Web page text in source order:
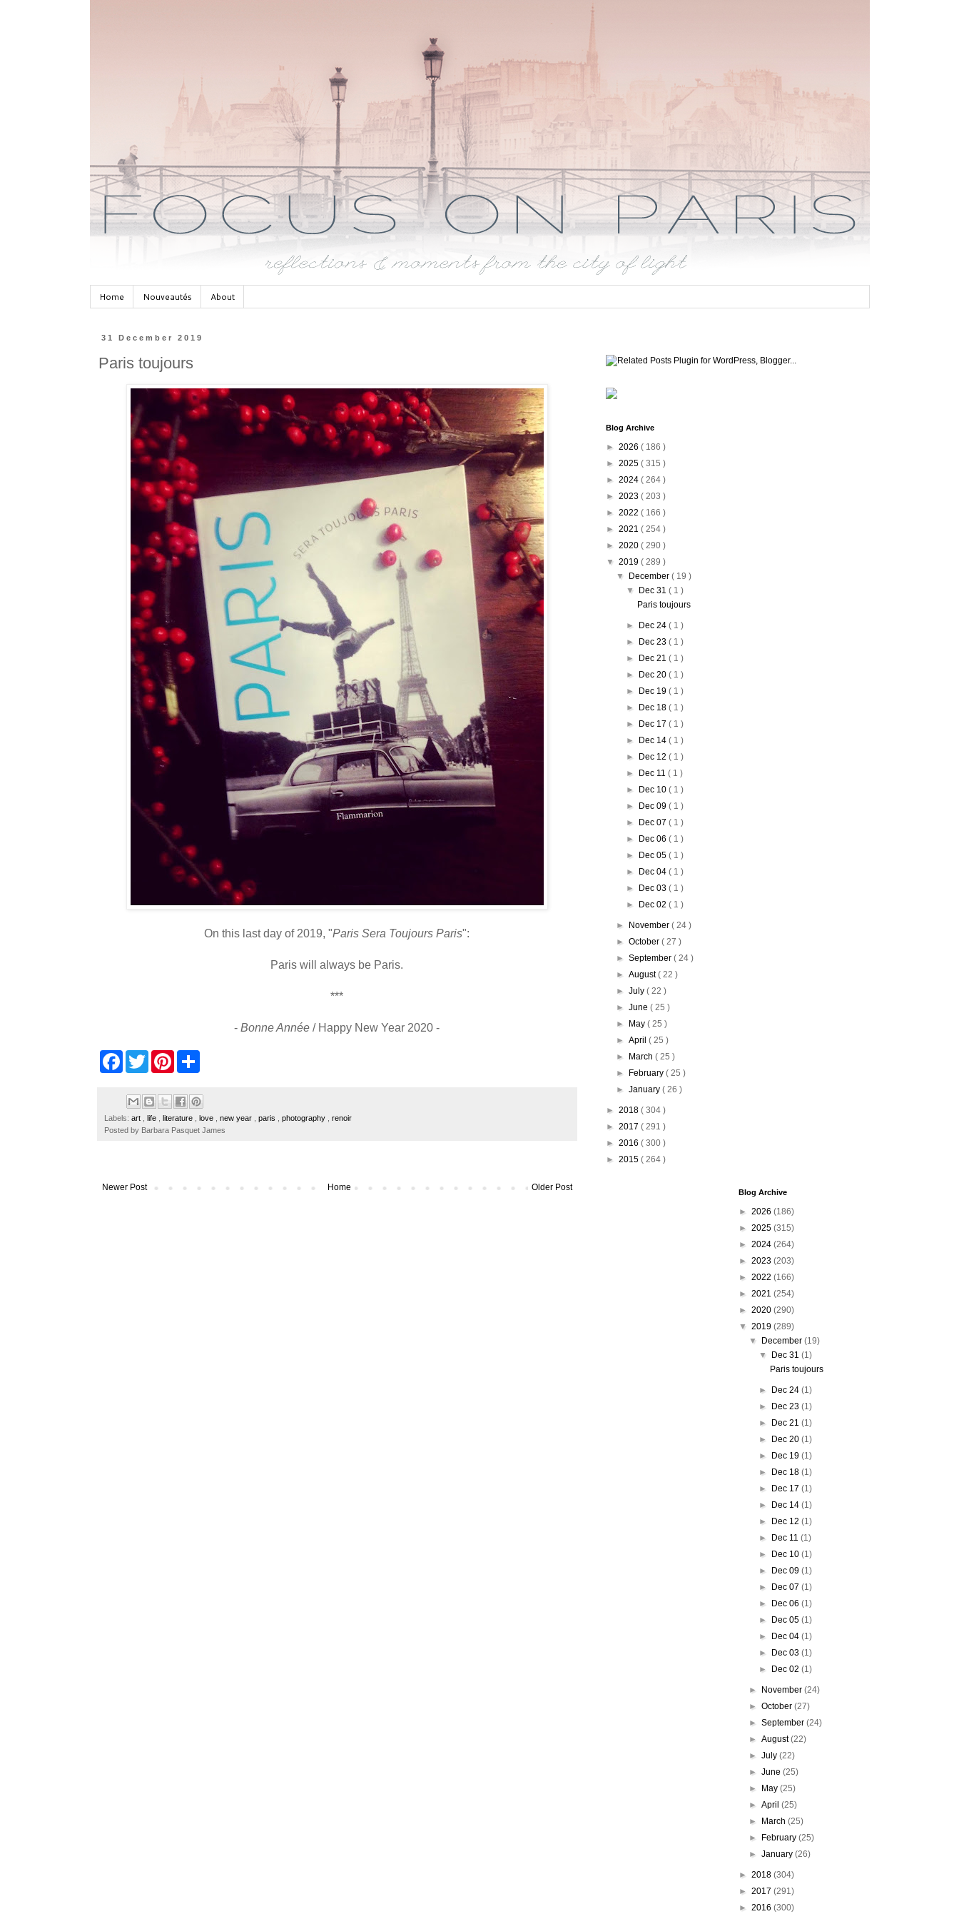
Home Nouveautés About
31 December 2019
Paris toujours
On this last day of 2019, "Paris Sera Toujours Paris":
Paris will always be Paris.
***
- Bonne Année / Happy New Year 2020 -
o
k
w
t
e
s
e
Labels: art , life , literature , love , new year , paris , photography , renoir
Posted by Barbara Pasquet James
Newer Post Older Post
Home
Blog Archive
► 2026 ( 186 )
► 2025 ( 315 )
► 2024 ( 264 )
► 2023 ( 203 )
► 2022 ( 166 )
► 2021 ( 254 )
► 2020 ( 290 )
▼ 2019 ( 289 )
▼
December ( 19 )
▼
Dec 31( 1 )
Paris toujours
► Dec 24( 1 )
►
Dec 23( 1 )
►
Dec 21( 1 )
►
Dec 20( 1 )
►
Dec 19( 1 )
►
Dec 18( 1 )
►
Dec 17( 1 )
►
Dec 14( 1 )
►
Dec 12( 1 )
►
Dec 11( 1 )
►
Dec 10( 1 )
►
Dec 09( 1 )
►
Dec 07( 1 )
►
Dec 06( 1 )
►
Dec 05( 1 )
►
Dec 04( 1 )
►
Dec 03( 1 )
►
Dec 02( 1 )
► November ( 24 )
► October ( 27 )
► September ( 24 )
► August( 22 )
► July ( 22 )
► June ( 25 )
►
May ( 25 )
► April ( 25 )
►
March ( 25 )
►
February ( 25 )
► January ( 26 )
► 2018 ( 304 )
► 2017 ( 291 )
► 2016 ( 300 )
► 2015 ( 264 )
Blog Archive
► 2026 (186)
► 2025 (315)
► 2024 (264)
► 2023 (203)
► 2022 (166)
► 2021 (254)
► 2020 (290)
▼ 2019 (289)
▼
December (19)
▼
Dec 31(1)
Paris toujours
► Dec 24(1)
►
Dec 23(1)
►
Dec 21(1)
►
Dec 20(1)
►
Dec 19(1)
►
Dec 18(1)
►
Dec 17(1)
►
Dec 14(1)
►
Dec 12(1)
►
Dec 11(1)
►
Dec 10(1)
►
Dec 09(1)
►
Dec 07(1)
►
Dec 06(1)
►
Dec 05(1)
►
Dec 04(1)
►
Dec 03(1)
►
Dec 02(1)
► November (24)
► October (27)
► September (24)
► August(22)
► July (22)
► June (25)
►
May (25)
► April (25)
►
March (25)
►
February (25)
► January (26)
► 2018 (304)
► 2017 (291)
► 2016 (300)